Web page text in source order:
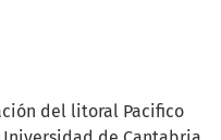
del litoral Pacifico